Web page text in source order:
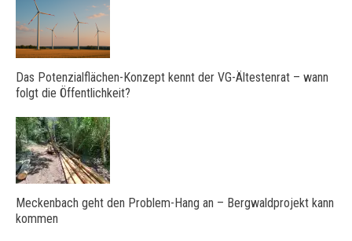
Das Potenzialflächen-Konzept kennt der VG-Ältestenrat – wann
folgt die Öffentlichkeit?
Meckenbach geht den Problem-Hang an – Bergwaldprojekt kann
kommen